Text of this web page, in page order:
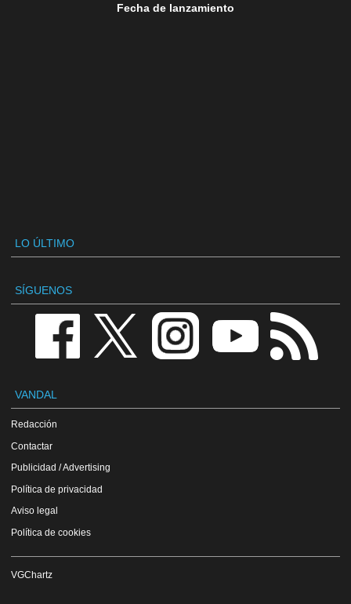
Fecha de lanzamiento
LO ÚLTIMO
SÍGUENOS
VANDAL
Redacción
Contactar
Publicidad / Advertising
Política de privacidad
Aviso legal
Política de cookies
VGChartz